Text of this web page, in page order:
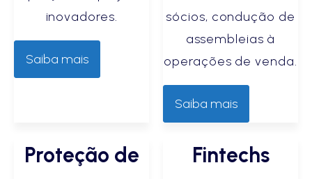
inovadores.
Saiba mais
sócios, condução de
assembleias à
operações de venda.
Saiba mais
Proteção de
Fintechs